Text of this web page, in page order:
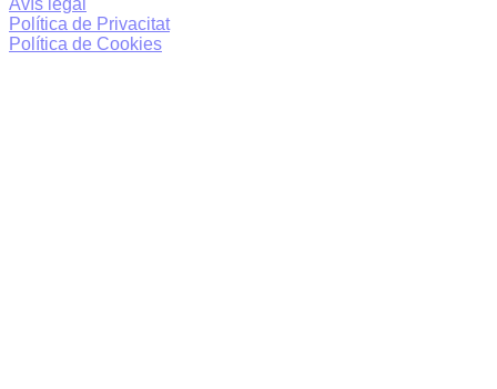
Avís legal
Política de Privacitat
Política de Cookies